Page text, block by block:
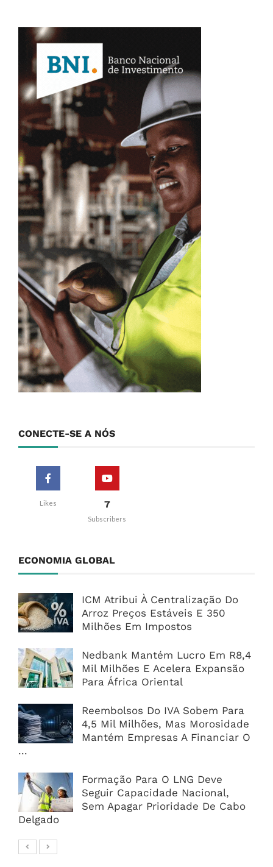
CONECTE-SE A NÓS
Likes 7
Subscribers
ECONOMIA GLOBAL
ICM Atribui À Centralização Do
Arroz Preços Estáveis E 350
Milhões Em Impostos
Nedbank Mantém Lucro Em R8,4
Mil Milhões E Acelera Expansão
Para África Oriental
Reembolsos Do IVA Sobem Para
4,5 Mil Milhões, Mas Morosidade
Mantém Empresas A Financiar O
...
Formação Para O LNG Deve
Seguir Capacidade Nacional,
Sem Apagar Prioridade De Cabo
Delgado